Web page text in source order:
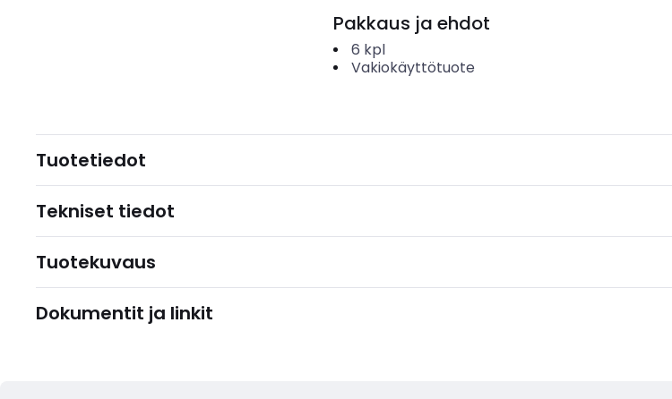
Pakkaus ja ehdot
6 kpl
Vakiokäyttötuote
Tuotetiedot
Tekniset tiedot
Tuotekuvaus
Dokumentit ja linkit